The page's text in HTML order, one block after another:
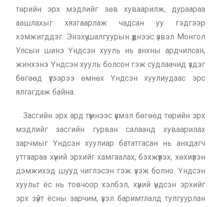
төрийн эрх мэдлийг зөв хуваарилж, дураараа
аашлахыг хязгаарлаж чадсан уу гэдгээр
хэмжигддэг. Энэхүү шалгуурын үүднээс үзвэл Монгол
Улсын шинэ Үндсэн хууль нь анхны ардчилсан,
жинхэнэ Үндсэн хууль болсон гэж судлаачид үздэг
бөгөөд үүгээрээ өмнөх Үндсэн хуулиудаас эрс
ялгагдаж байна.
Засгийн эрх ард түмнээс үүсмэл бөгөөд төрийн эрх
мэдлийг засгийн гурван салаанд хуваарилах
зарчмыг Үндсэн хуулиар бататгасан нь анхдагч
утгаараа хүний эрхийг хамгаалах, бэхжүүлэх, хөхиүлэн
дэмжихэд шууд чиглэсэн гэж үзэж болно. Үндсэн
хуульт ёс нь товчоор хэлбэл, хүний үндсэн эрхийг
эрх зүйт ёсны зарчим, үзэл баримтлалд тулгуурлан